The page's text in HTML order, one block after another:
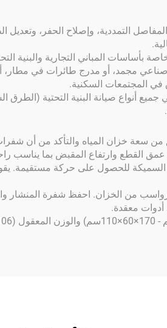
التمددية، وإصلاح الحفر، وتعديل
بأساسات المباني التجارية
صناعي مجمد، أو مدرج طائرات في مطار،
المجتمعات السكنية.
أنواع صيانة البنية التحتية
سعة خزان المياه والتأكد من أن
القطع وارتفاع المقبض بما يناسب
للحصول على حركة مستقيمة.
من الخزان. احفظ شفرة المنشار
أدوات معقدة.